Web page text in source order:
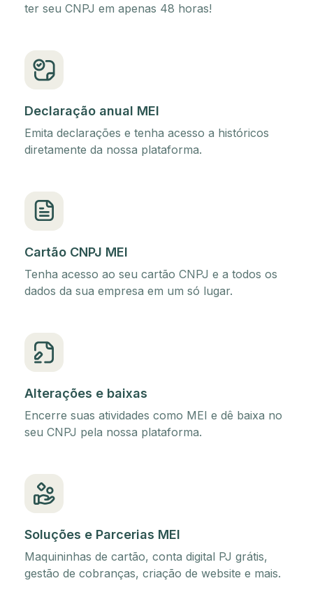
ter seu CNPJ em apenas 48 horas!
Declaração anual MEI
Emita declarações e tenha acesso a históricos
diretamente da nossa plataforma.
Cartão CNPJ MEI
Tenha acesso ao seu cartão CNPJ e a todos os
dados da sua empresa em um só lugar.
Alterações e baixas
Encerre suas atividades como MEI e dê baixa no
seu CNPJ pela nossa plataforma.
Soluções e Parcerias MEI
Maquininhas de cartão, conta digital PJ grátis,
gestão de cobranças, criação de website e mais.